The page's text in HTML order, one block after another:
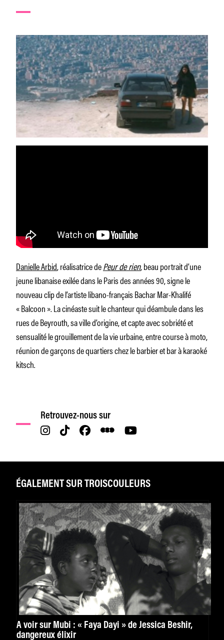
Danielle Arbid, réalisatrice dePeur de rien, beau portrait d’une
jeune libanaise exilée dans le Paris des années 90, signe le
nouveau clip de l’artiste libano-français Bachar Mar-Khalifé
« Balcoon ». La cinéaste suit le chanteur qui déambule dans les
rues de Beyrouth, sa ville d’origine, et capte avec sobriété et
sensualité le grouillement de la vie urbaine, entre course à moto,
réunion de garçons de quartiers chez le barbier et bar à karaoké
kitsch.
Retrouvez-nous sur
ÉGALEMENT SUR TROISCOULEURS
À voir sur Mubi : « Faya Dayi » de Jessica Beshir,
dangereux élixir